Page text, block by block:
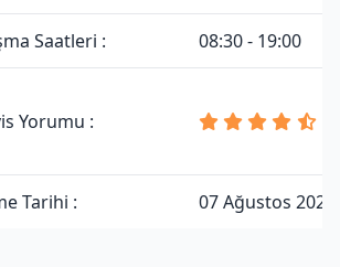
Saatleri : 08:30 - 19:00
Yorumu :
Tarihi : 07 Ağustos 2026